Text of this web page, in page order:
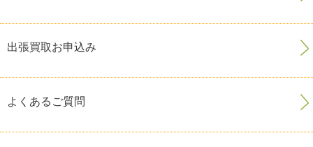
出張買取お申込み
よくあるご質問